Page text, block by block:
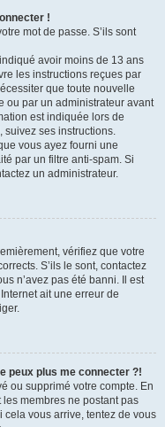
!
mot de passe. S’ils sont
avoir moins de 13 ans
les instructions reçues par
que toute nouvelle
ou par un administrateur avant
est indiquée lors de
suivez ses instructions.
vous ayez fourni une
par un filtre anti-spam. Si
un administrateur.
vérifiez que votre
S’ils le sont, contactez
n’avez pas été banni. Il est
ait une erreur de
peux plus me connecter ?!
ou supprimé votre compte. En
membres ne postant pas
vous arrive, tentez de vous